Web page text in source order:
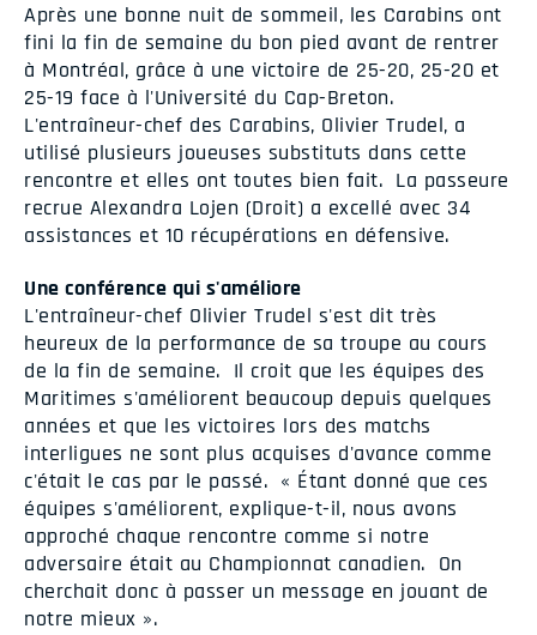
Après une bonne nuit de sommeil, les Carabins ont
fini la fin de semaine du bon pied avant de rentrer
à Montréal, grâce à une victoire de 25-20, 25-20 et
25-19 face à l'Université du Cap-Breton.
L'entraîneur-chef des Carabins, Olivier Trudel, a
utilisé plusieurs joueuses substituts dans cette
rencontre et elles ont toutes bien fait. La passeure
recrue Alexandra Lojen (Droit) a excellé avec 34
assistances et 10 récupérations en défensive.
Une conférence qui s'améliore
L'entraîneur-chef Olivier Trudel s'est dit très
heureux de la performance de sa troupe au cours
de la fin de semaine. Il croit que les équipes des
Maritimes s'améliorent beaucoup depuis quelques
années et que les victoires lors des matchs
interligues ne sont plus acquises d'avance comme
c'était le cas par le passé. « Étant donné que ces
équipes s'améliorent, explique-t-il, nous avons
approché chaque rencontre comme si notre
adversaire était au Championnat canadien. On
cherchait donc à passer un message en jouant de
notre mieux ».